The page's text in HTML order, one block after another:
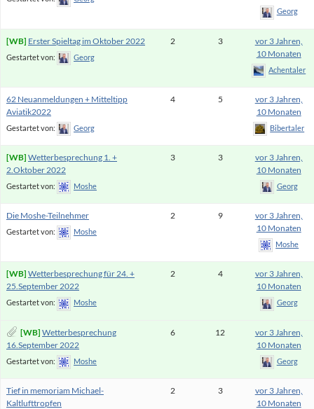
Georg
Erster Spieltag im Oktober 2022
Gestartet von: Georg
2 3
vor 3 Jahren,
10 Monaten
Achentaler
62 Neuanmeldungen + Mitteltipp
Aviatik2022
Gestartet von: Georg
4 5
vor 3 Jahren,
10 Monaten
Bibertaler
Wetterbesprechung 1. +
2.Oktober 2022
Gestartet von: Moshe
3 3
vor 3 Jahren,
10 Monaten
Georg
Die Moshe-Teilnehmer
Gestartet von: Moshe
2 9
vor 3 Jahren,
10 Monaten
Moshe
Wetterbesprechung für 24. +
25.September 2022
Gestartet von: Moshe
2 4
vor 3 Jahren,
10 Monaten
Georg
Wetterbesprechung
16.September 2022
Gestartet von: Moshe
6 12
vor 3 Jahren,
10 Monaten
Georg
Tief in memoriam Michael-
Kaltlufttropfen
2 3
vor 3 Jahren,
10 Monaten